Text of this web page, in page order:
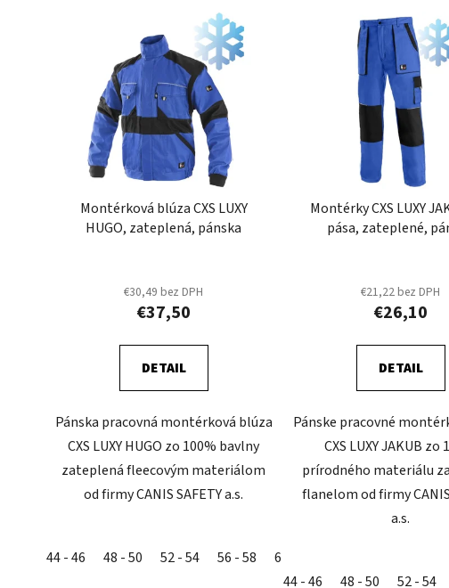
Montérková blúza CXS LUXY
HUGO, zateplená, pánska
€30,49 bez DPH
€37,50
DETAIL
Pánska pracovná montérková blúza
CXS LUXY HUGO zo 100% bavlny
zateplená fleecovým materiálom
od firmy CANIS SAFETY a.s.
44 - 46 48 - 50 52 - 54 56 - 58 60 - 62
Montérky CXS LUXY
pása, zateplené,
€21,22 bez DPH
€26,10
DETAIL
Pánske pracovné
CXS LUXY JAKUB zo
prírodného materiálu
flanelom od firmy
a.s.
44 - 46 48 - 50 52 - 54